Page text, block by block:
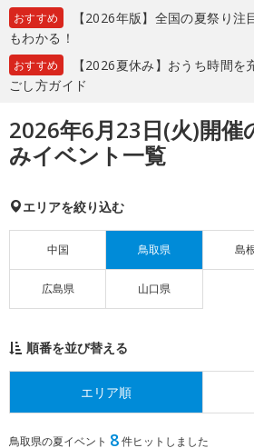
おすすめ
【2026年版】全国の夏祭り
もわかる！
おすすめ
【2026夏休み】おうち時間
ごし方ガイド
2026年6月23日(火)開催
みイベント一覧
エリアを絞り込む
中国 鳥取県 島
広島県 山口県
順番を並び替える
エリア順
鳥取県の夏イベント 8件ヒットしました